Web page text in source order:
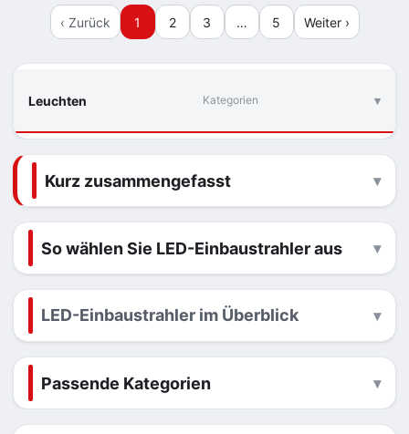
Leuchten Kategorien
‹ Zurück 1 2 3 … 5 Weiter ›
Kurz zusammengefasst
So wählen Sie LED-Einbaustrahler aus
LED-Einbaustrahler im Überblick
Passende Kategorien